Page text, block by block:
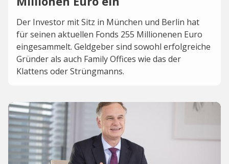
Der Investor mit Sitz in München und Berlin hat
für seinen aktuellen Fonds 255 Millionenen Euro
eingesammelt. Geldgeber sind sowohl erfolgreiche
Gründer als auch Family Offices wie das der
Klattens oder Strüngmanns.